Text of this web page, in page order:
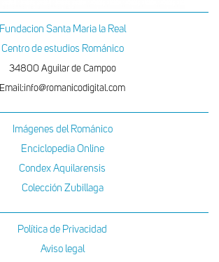
Fundacion Santa Maria la Real
Centro de estudios Románico
34800 Aguilar de Campoo
Email:info@romanicodigital.com
Imágenes del Románico
Enciclopedia Online
Condex Aquilarensis
Colección Zubillaga
Política de Privacidad
Aviso legal